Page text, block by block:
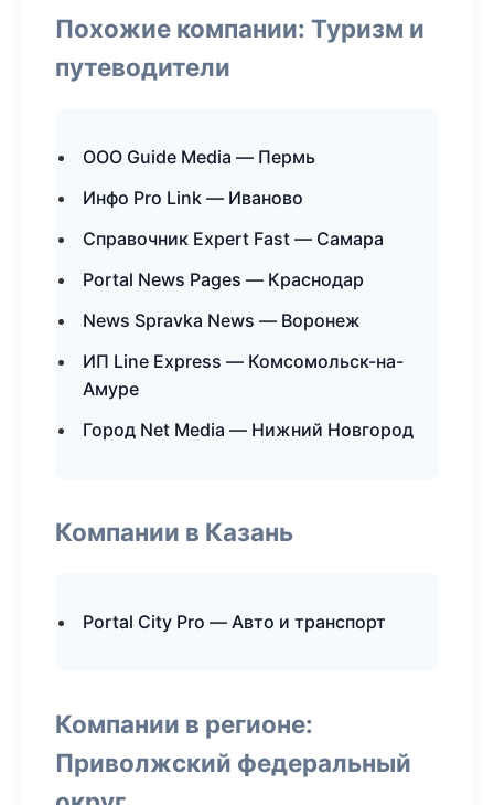
Похожие компании: Туризм и
путеводители
ООО Guide Media — Пермь
Инфо Pro Link — Иваново
Справочник Expert Fast — Самара
Portal News Pages — Краснодар
News Spravka News — Воронеж
ИП Line Express — Комсомольск-на-
Амуре
Город Net Media — Нижний Новгород
Компании в Казань
Portal City Pro — Авто и транспорт
Компании в регионе:
Приволжский федеральный